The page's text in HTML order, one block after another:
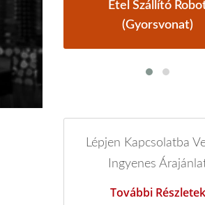
Étel Szállító
Lépjen Kapcsolatba
Ingyenes
További Részletek